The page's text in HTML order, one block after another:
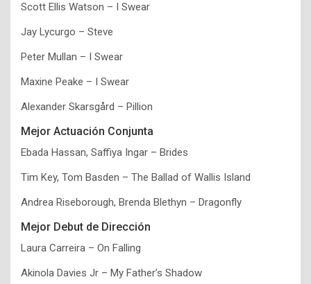
Scott Ellis Watson – I Swear
Jay Lycurgo – Steve
Peter Mullan – I Swear
Maxine Peake – I Swear
Alexander Skarsgård – Pillion
Mejor Actuación Conjunta
Ebada Hassan, Saffiya Ingar – Brides
Tim Key, Tom Basden – The Ballad of Wallis Island
Andrea Riseborough, Brenda Blethyn – Dragonfly
Mejor Debut de Dirección
Laura Carreira – On Falling
Akinola Davies Jr – My Father’s Shadow